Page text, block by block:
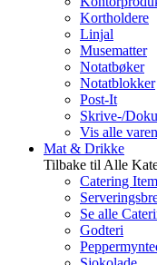
Kortholdere
Linjal
Musematter
Notatbøker
Notatblokker
Post-It
Skrive-/
Vis alle
Mat & Drikke
Tilbake til Alle
Catering
Se alle
Godteri